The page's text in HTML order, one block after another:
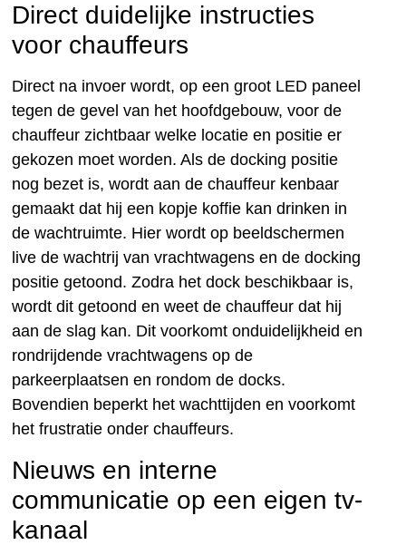
Direct duidelijke instructies
voor chauffeurs
Direct na invoer wordt, op een groot LED paneel
tegen de gevel van het hoofdgebouw, voor de
chauffeur zichtbaar welke locatie en positie er
gekozen moet worden. Als de docking positie
nog bezet is, wordt aan de chauffeur kenbaar
gemaakt dat hij een kopje koffie kan drinken in
de wachtruimte. Hier wordt op beeldschermen
live de wachtrij van vrachtwagens en de docking
positie getoond. Zodra het dock beschikbaar is,
wordt dit getoond en weet de chauffeur dat hij
aan de slag kan. Dit voorkomt onduidelijkheid en
rondrijdende vrachtwagens op de
parkeerplaatsen en rondom de docks.
Bovendien beperkt het wachttijden en voorkomt
het frustratie onder chauffeurs.
Nieuws en interne
communicatie op een eigen tv-
kanaal